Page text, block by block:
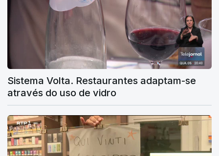
Sistema Volta. Restaurantes adaptam-se
através do uso de vidro